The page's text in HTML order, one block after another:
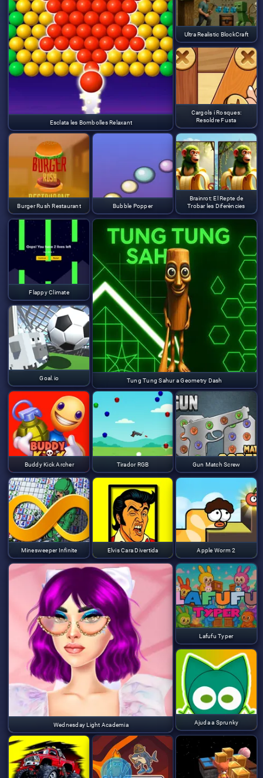
Esclata les Bombolles Relaxant
Ultra Realistic BlockCraft
Cargols i Rosques:
Resoldre Fusta
Burger Rush Restaurant Bubble Popper
Brainrot: El Repte de
Trobar les Diferències
Flappy Climate
Tung Tung Sahur a Geometry Dash
Goal.io
Buddy Kick Archer Tirador RGB Gun Match Screw
Minesweeper Infinite Elvis Cara Divertida Apple Worm 2
Wednesday Light Academia
Lafufu Typer
Ajuda a Sprunky